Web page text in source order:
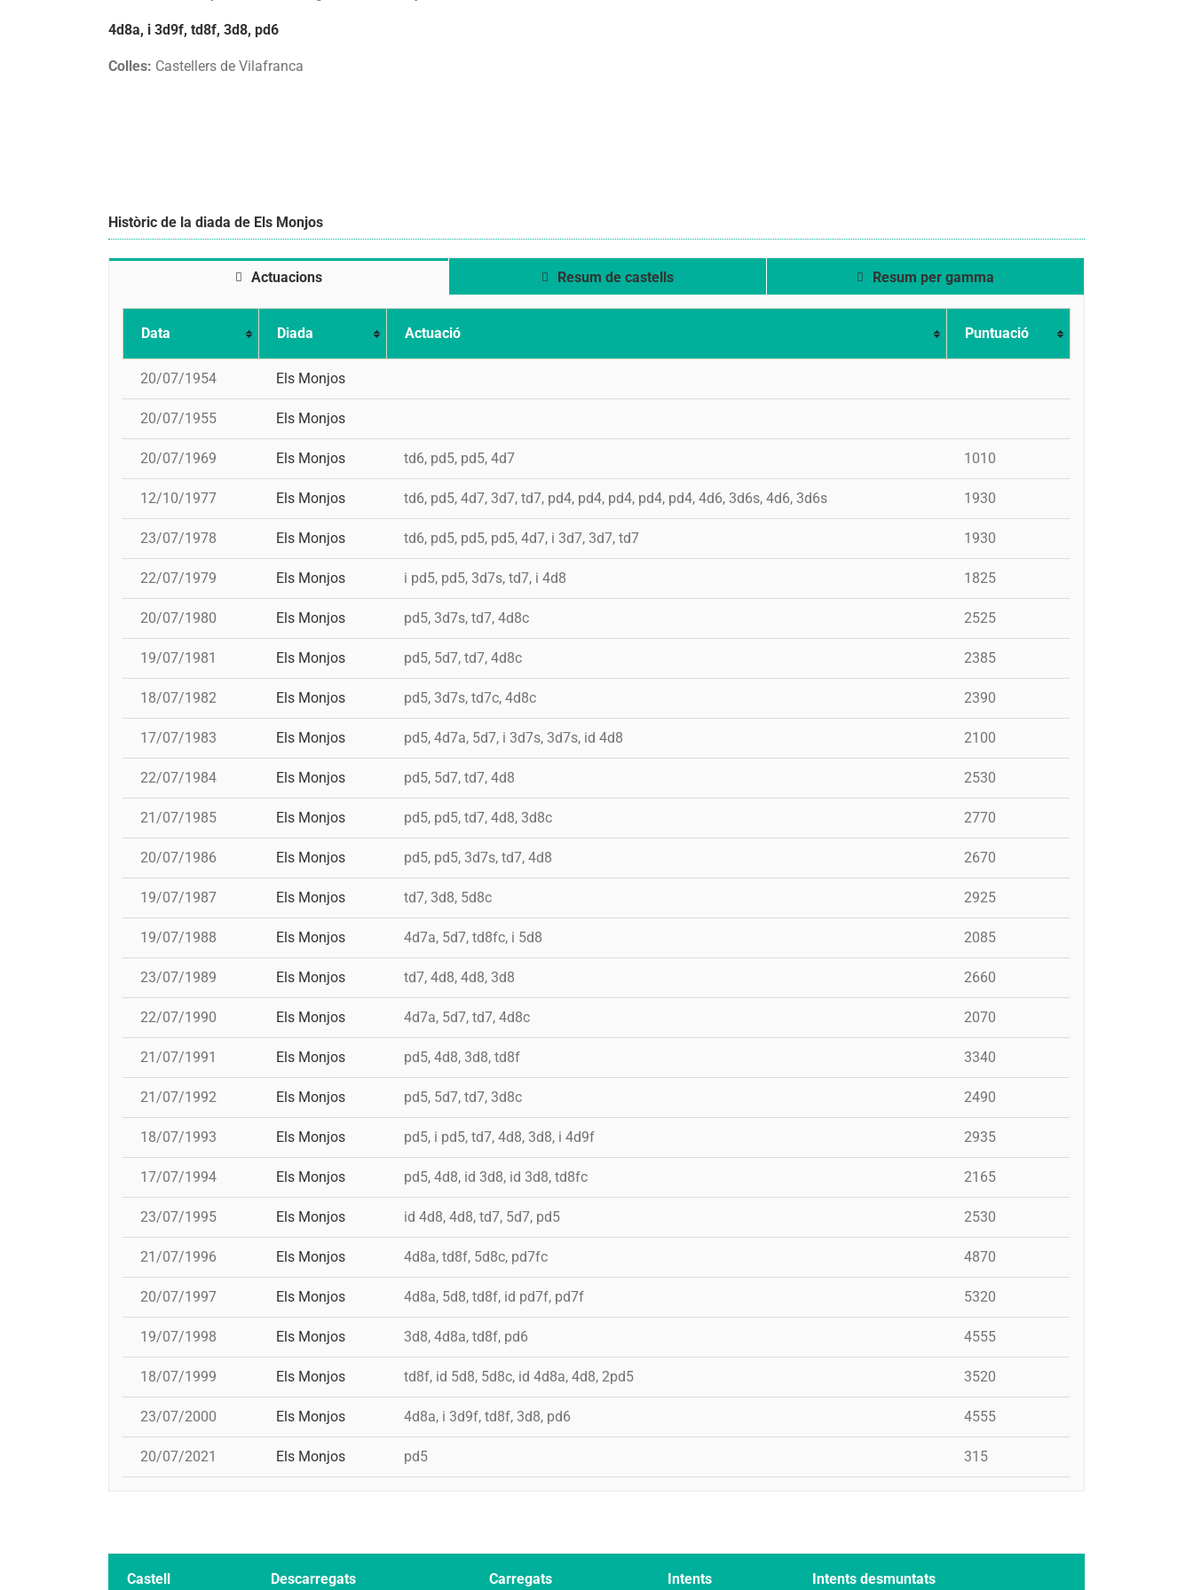
4d8a, i 3d9f, td8f, 3d8, pd6
Colles: Castellers de Vilafranca
Històric de la diada de Els Monjos
Actuacions Resum de castells Resum per gamma
Data Diada Actuació Puntuació
20/07/1954 Els Monjos
20/07/1955 Els Monjos
20/07/1969 Els Monjos td6, pd5, pd5, 4d7 1010
12/10/1977 Els Monjos td6, pd5, 4d7, 3d7, td7, pd4, pd4, pd4, pd4, pd4, 4d6, 3d6s, 4d6, 3d6s 1930
23/07/1978 Els Monjos td6, pd5, pd5, pd5, 4d7, i 3d7, 3d7, td7 1930
22/07/1979 Els Monjos i pd5, pd5, 3d7s, td7, i 4d8 1825
20/07/1980 Els Monjos pd5, 3d7s, td7, 4d8c 2525
19/07/1981 Els Monjos pd5, 5d7, td7, 4d8c 2385
18/07/1982 Els Monjos pd5, 3d7s, td7c, 4d8c 2390
17/07/1983 Els Monjos pd5, 4d7a, 5d7, i 3d7s, 3d7s, id 4d8 2100
22/07/1984 Els Monjos pd5, 5d7, td7, 4d8 2530
21/07/1985 Els Monjos pd5, pd5, td7, 4d8, 3d8c 2770
20/07/1986 Els Monjos pd5, pd5, 3d7s, td7, 4d8 2670
19/07/1987 Els Monjos td7, 3d8, 5d8c 2925
19/07/1988 Els Monjos 4d7a, 5d7, td8fc, i 5d8 2085
23/07/1989 Els Monjos td7, 4d8, 4d8, 3d8 2660
22/07/1990 Els Monjos 4d7a, 5d7, td7, 4d8c 2070
21/07/1991 Els Monjos pd5, 4d8, 3d8, td8f 3340
21/07/1992 Els Monjos pd5, 5d7, td7, 3d8c 2490
18/07/1993 Els Monjos pd5, i pd5, td7, 4d8, 3d8, i 4d9f 2935
17/07/1994 Els Monjos pd5, 4d8, id 3d8, id 3d8, td8fc 2165
23/07/1995 Els Monjos id 4d8, 4d8, td7, 5d7, pd5 2530
21/07/1996 Els Monjos 4d8a, td8f, 5d8c, pd7fc 4870
20/07/1997 Els Monjos 4d8a, 5d8, td8f, id pd7f, pd7f 5320
19/07/1998 Els Monjos 3d8, 4d8a, td8f, pd6 4555
18/07/1999 Els Monjos td8f, id 5d8, 5d8c, id 4d8a, 4d8, 2pd5 3520
23/07/2000 Els Monjos 4d8a, i 3d9f, td8f, 3d8, pd6 4555
20/07/2021 Els Monjos pd5 315
Castell Descarregats Carregats Intents Intents desmuntats